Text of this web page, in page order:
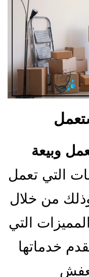
وبيعة
التي تعمل
من خلال
التي
خدماتها